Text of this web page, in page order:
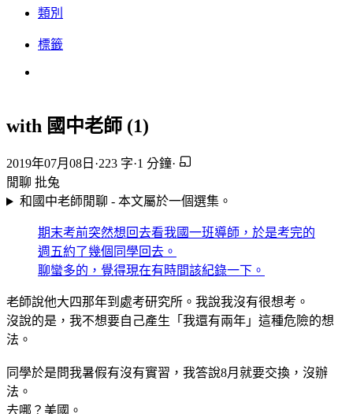
類別
標籤
with 國中老師 (1)
2019年07月08日 ·223 字·1 分鐘·
閒聊 批兔
和國中老師閒聊 - 本文屬於一個選集。
期末考前突然想回去看我國一班導師，於是考完的
週五約了幾個同學回去。
聊蠻多的，覺得現在有時間該紀錄一下。
老師說他大四那年到處考研究所。我說我沒有很想考。
沒說的是，我不想要自己產生「我還有兩年」這種危險的想
法。
同學於是問我暑假有沒有實習，我答說8月就要交換，沒辦
法。
去哪？美國。